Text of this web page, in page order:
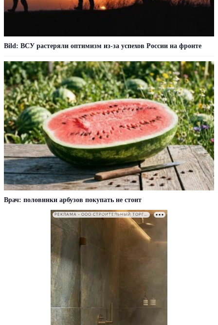
Bild: ВСУ растеряли оптимизм из-за успехов России на фронте
Врач: половинки арбузов покупать не стоит
РЕКЛАМА • ООО СТРОИТЕЛЬНЫЙ ТОРГОВЫЙ ДОМ «ПЕТРОВИЧ». ИНН: 7802348846